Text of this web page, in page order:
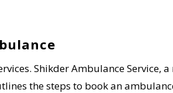
Shikder Ambulance Service,
the steps to book an